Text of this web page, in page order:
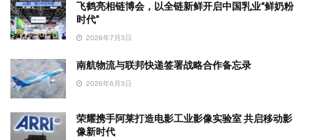
飞鹤亮相链博会，以全链新鲜开启中国乳业“鲜奶粉
时代”
2026年7月3日
南航物流与联邦快递签署战略合作备忘录
2026年6月3日
荣耀携手阿莱打造电影工业影像实验室 共启移动影
像新时代